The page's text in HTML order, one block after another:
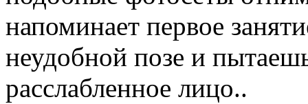
напоминает первое
неудобной позе и
расслабленное лицо..